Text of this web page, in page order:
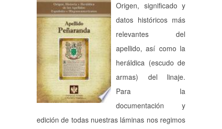
Origen, significado y
datos históricos más
relevantes del
apellido, así como la
heráldica (escudo de
armas) del linaje.
Para la
documentación y
edición de todas nuestras láminas nos regimos